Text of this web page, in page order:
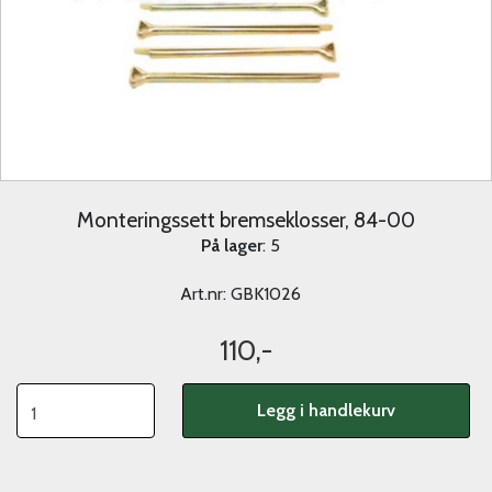
Monteringssett bremseklosser, 84-00
På lager: 5
Art.nr: GBK1026
110,-
Legg i handlekurv